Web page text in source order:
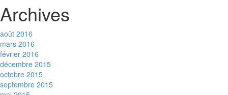
Archives
août 2016
mars 2016
février 2016
décembre 2015
octobre 2015
septembre 2015